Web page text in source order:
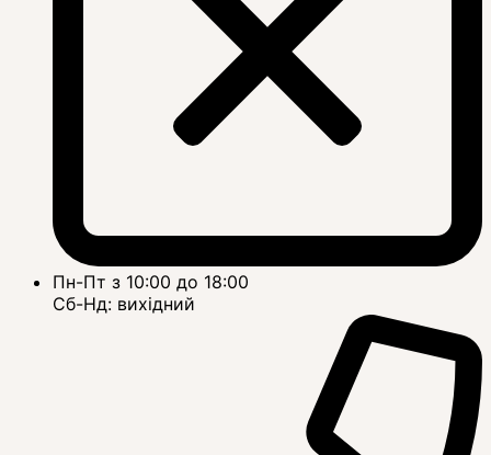
Пн-Пт з 10:00 до 18:00
Сб-Нд: вихідний